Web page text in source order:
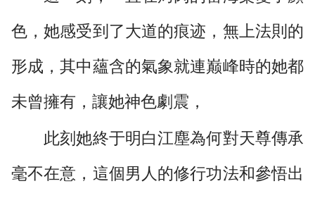
色，她感受到了大道的痕迹，無上法則的
形成，其中蘊含的氣象就連巅峰時的她都
未曾擁有，讓她神色劇震，
此刻她終于明白江塵為何對天尊傳承
毫不在意，這個男人的修行功法和參悟出